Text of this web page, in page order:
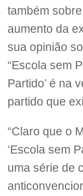
também
aumento da
sua opinião
“Escola sem
Partido’ é na
partido que
“Claro que o
‘Escola sem
uma série de